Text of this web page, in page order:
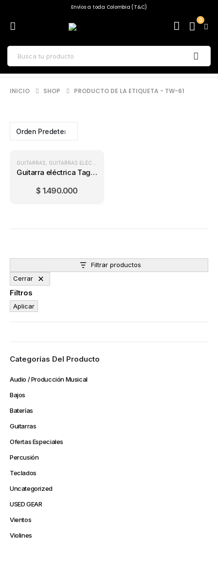
Envíos a toda Colombia (T&C)
0
INICIO SHOP PRODUCTO DE LA ETIQUETA - TW-61
GUITARRAS GUITARRAS ELÉCTRICAS
Guitarra eléctrica Tagima TW-61 Party Red
$ 1.490.000
Filtrar productos
Cerrar
Filtros
Aplicar
Categorías Del Producto
Audio / Producción Musical
Bajos
Baterías
Guitarras
Ofertas Especiales
Percusión
Teclados
Uncategorized
USED GEAR
Vientos
Violines